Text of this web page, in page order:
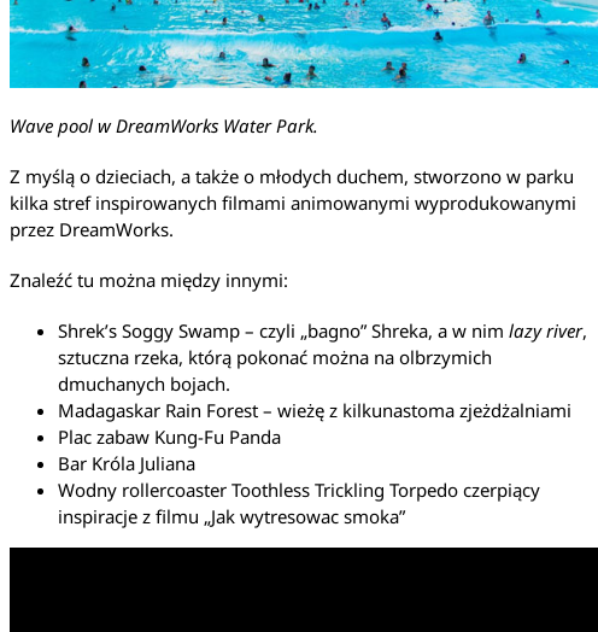
Wave pool w DreamWorks Water Park.
Z myślą o dzieciach, a także o młodych duchem, stworzono w parku
kilka stref inspirowanych filmami animowanymi wyprodukowanymi
przez DreamWorks.
Znaleźć tu można między innymi:
Shrek’s Soggy Swamp – czyli „bagno” Shreka, a w nim lazy river,
sztuczna rzeka, którą pokonać można na olbrzymich
dmuchanych bojach.
Madagaskar Rain Forest – wieżę z kilkunastoma zjeżdżalniami
Plac zabaw Kung-Fu Panda
Bar Króla Juliana
Wodny rollercoaster Toothless Trickling Torpedo czerpiący
inspiracje z filmu „Jak wytresowac smoka”